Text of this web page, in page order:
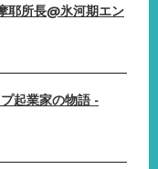
耶所長@氷河期エン
起業家の物語 -